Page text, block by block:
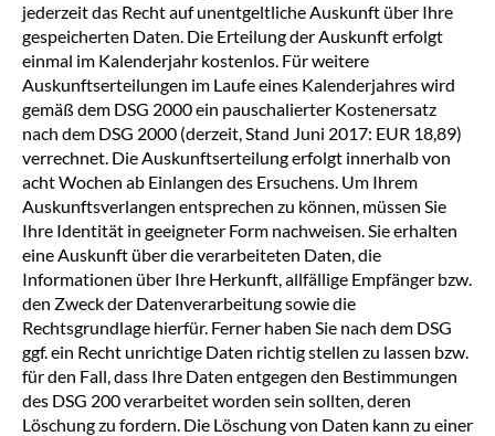
jederzeit das Recht auf unentgeltliche Auskunft über Ihre
gespeicherten Daten. Die Erteilung der Auskunft erfolgt
einmal im Kalenderjahr kostenlos. Für weitere
Auskunftserteilungen im Laufe eines Kalenderjahres wird
gemäß dem DSG 2000 ein pauschalierter Kostenersatz
nach dem DSG 2000 (derzeit, Stand Juni 2017: EUR 18,89)
verrechnet. Die Auskunftserteilung erfolgt innerhalb von
acht Wochen ab Einlangen des Ersuchens. Um Ihrem
Auskunftsverlangen entsprechen zu können, müssen Sie
Ihre Identität in geeigneter Form nachweisen. Sie erhalten
eine Auskunft über die verarbeiteten Daten, die
Informationen über Ihre Herkunft, allfällige Empfänger bzw.
den Zweck der Datenverarbeitung sowie die
Rechtsgrundlage hierfür. Ferner haben Sie nach dem DSG
ggf. ein Recht unrichtige Daten richtig stellen zu lassen bzw.
für den Fall, dass Ihre Daten entgegen den Bestimmungen
des DSG 200 verarbeitet worden sein sollten, deren
Löschung zu fordern. Die Löschung von Daten kann zu einer